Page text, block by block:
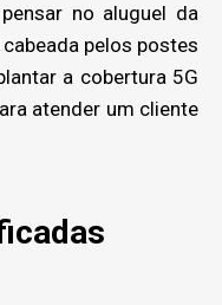
no aluguel da
pelos postes
a cobertura 5G
atender um cliente